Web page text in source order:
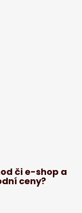
či e-shop a
ceny?